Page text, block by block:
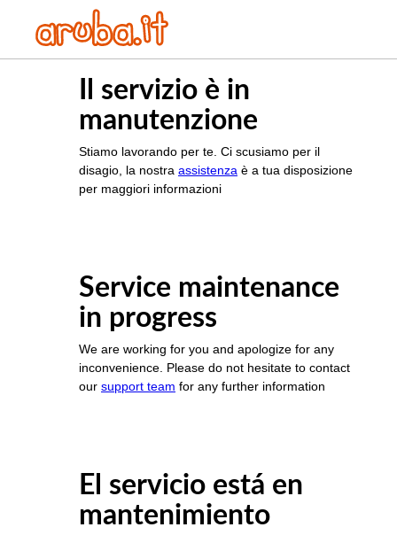
Il servizio è in
manutenzione
Stiamo lavorando per te. Ci scusiamo per il
disagio, la nostra assistenza è a tua disposizione
per maggiori informazioni
Service maintenance
in progress
We are working for you and apologize for any
inconvenience. Please do not hesitate to contact
our support team for any further information
El servicio está en
mantenimiento